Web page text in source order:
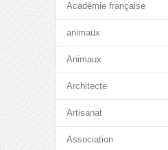
Académie française
animaux
Animaux
Architecte
Artisanat
Association